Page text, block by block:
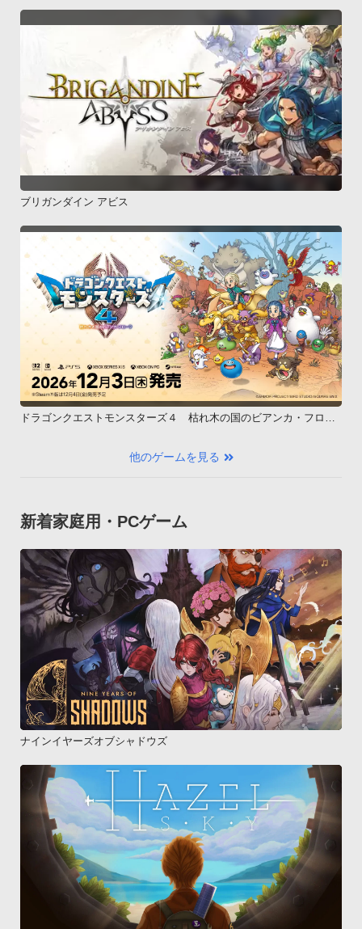
ブリガンダイン アビス
ドラゴンクエストモンスターズ４ 枯れ木の国のビアンカ・フロー
他のゲームを見る
新着家庭用・PCゲーム
ナインイヤーズオブシャドウズ